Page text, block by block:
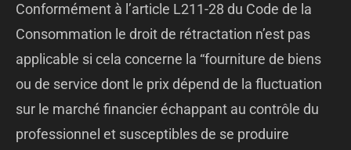
Conformément à l’article L211-28 du Code de la
Consommation le droit de rétractation n’est pas
applicable si cela concerne la “fourniture de biens
ou de service dont le prix dépend de la fluctuation
sur le marché financier échappant au contrôle du
professionnel et susceptibles de se produire